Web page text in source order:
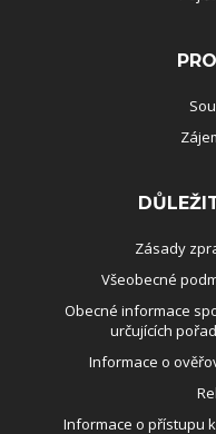
Zásady
Všeobecné
Obecné informace
určujících
Informace o
Informace o přístupu